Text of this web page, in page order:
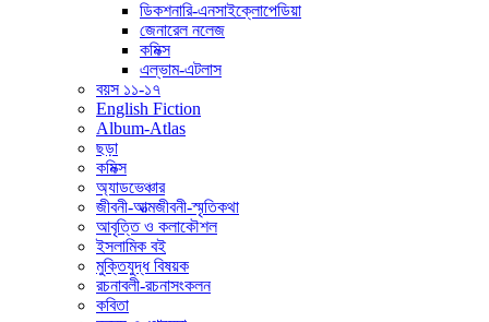
ডিকশনারি-এনসাইক্লোপেডিয়া
জেনারেল নলেজ
কমিক্স
এল্ভাম-এটলাস
বয়স ১১-১৭
English Fiction
Album-Atlas
ছড়া
কমিক্স
অ্যাডভেঞ্চার
জীবনী-আত্মজীবনী-স্মৃতিকথা
আবৃত্তি ও কলাকৌশল
ইসলামিক বই
মুক্তিযুদ্ধ বিষয়ক
রচনাবলী-রচনাসংকলন
কবিতা